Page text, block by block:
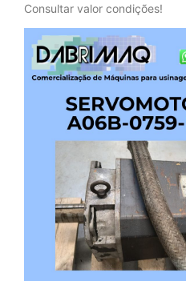
Consultar valor condições!